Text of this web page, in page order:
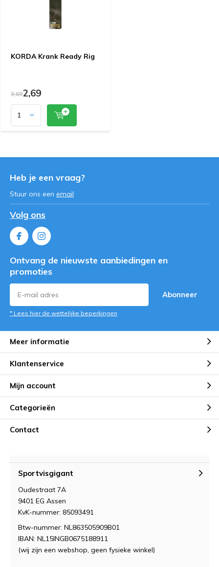
KORDA Krank Ready Rig
3,692,69
Heb je een vraag?
Stuur ons een email
Volg ons
Ontvang de nieuwste aanbiedingen en
promoties
Abonneer
* Lees hier de wettelijke beperkingen
Meer informatie
Klantenservice
Mijn account
Categorieën
Contact
Sportvisgigant
Oudestraat 7A
9401 EG Assen
KvK-nummer: 85093491
Btw-nummer: NL863505909B01
IBAN: NL15INGB0675188911
(wij zijn een webshop, geen fysieke winkel)